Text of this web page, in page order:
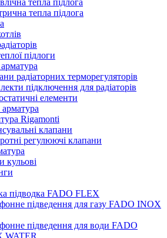
тепла підлога
тепла підлога
підлоги
радіаторних терморегуляторів
підключення для радіаторів
елементи
Rigamonti
клапани
регулюючі клапани
кульові
підводка FADO FLEX
підведення для газу FADO INOX
підведення для води FADO
WATER